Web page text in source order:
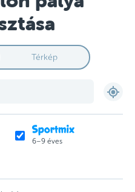
Térkép
6–9 éves